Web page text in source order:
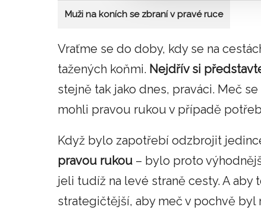
Muži na koních se zbraní v pravé ruce
Vraťme se do doby, kdy se na
tažených koňmi. Nejdřív si
stejně tak jako dnes, praváci. Meč
mohli pravou rukou v případě
Když bylo zapotřebí odzbrojit
pravou rukou – bylo proto
jeli tudíž na levé straně cesty. A
strategičtější, aby meč v pochvě byl